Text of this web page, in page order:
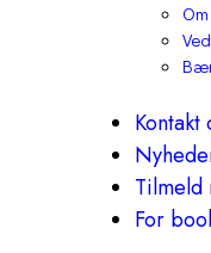
Kontakt
Tilmeld
For